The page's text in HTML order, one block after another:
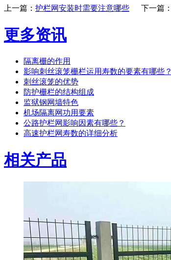
上一篇： ​护栏网安装时需要注意哪些 下一篇：
更多资讯
隔离栅的作用
影响刺丝滚笼栅栏运用寿数的要素有哪些？
刺丝滚笼的优势
防护栅栏的结构组成
监狱钢网墙特色
机场隔离网功用要素
公路护栏网影响因素有哪些？
高速护栏网寿数的详细分析
相关产品